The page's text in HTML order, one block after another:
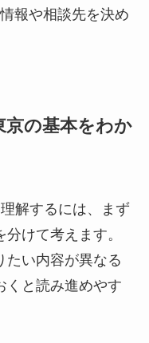
報や相談先を決め
京の基本をわか
解するには、まず
けて考えます。
たい内容が異なる
くと読み進めやす